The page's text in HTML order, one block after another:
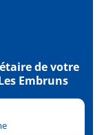
de votre
Embruns